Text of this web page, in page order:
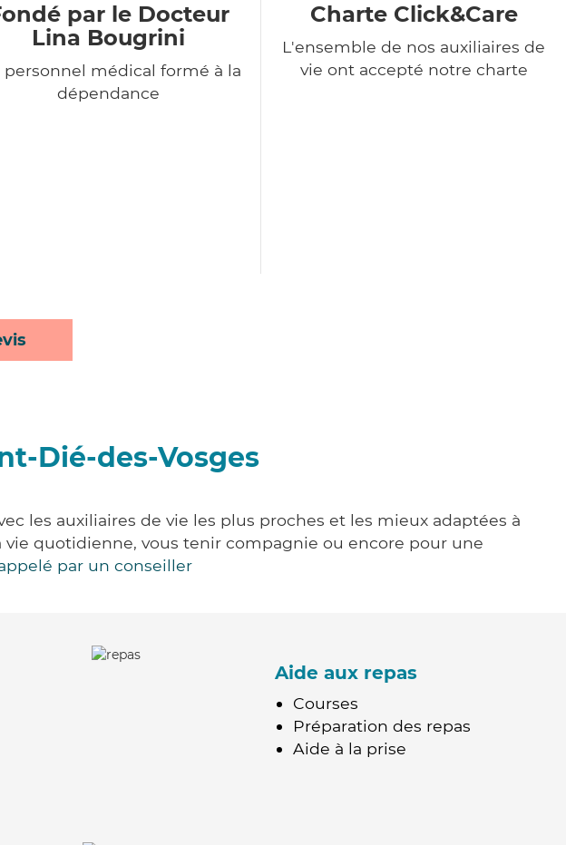
par le Docteur
Lina Bougrini
personnel médical formé à la
dépendance
Charte Click&Care
L'ensemble de nos auxiliaires de
vie ont accepté notre charte
Dié-des-Vosges
les auxiliaires de vie les plus proches et les mieux adaptées à
quotidienne, vous tenir compagnie ou encore pour une
par un conseiller
Aide aux repas
Courses
Préparation des repas
Aide à la prise